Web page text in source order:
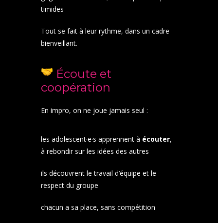
timides
Tout se fait à leur rythme, dans un cadre
bienveillant.
Écoute et
coopération
En impro, on ne joue jamais seul :
les adolescent·e·s apprennent à écouter,
à rebondir sur les idées des autres
ils découvrent le travail d’équipe et le
respect du groupe
chacun a sa place, sans compétition